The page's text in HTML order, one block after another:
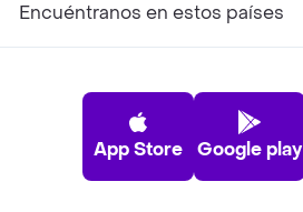
Encuéntranos en estos países
App Store Google play